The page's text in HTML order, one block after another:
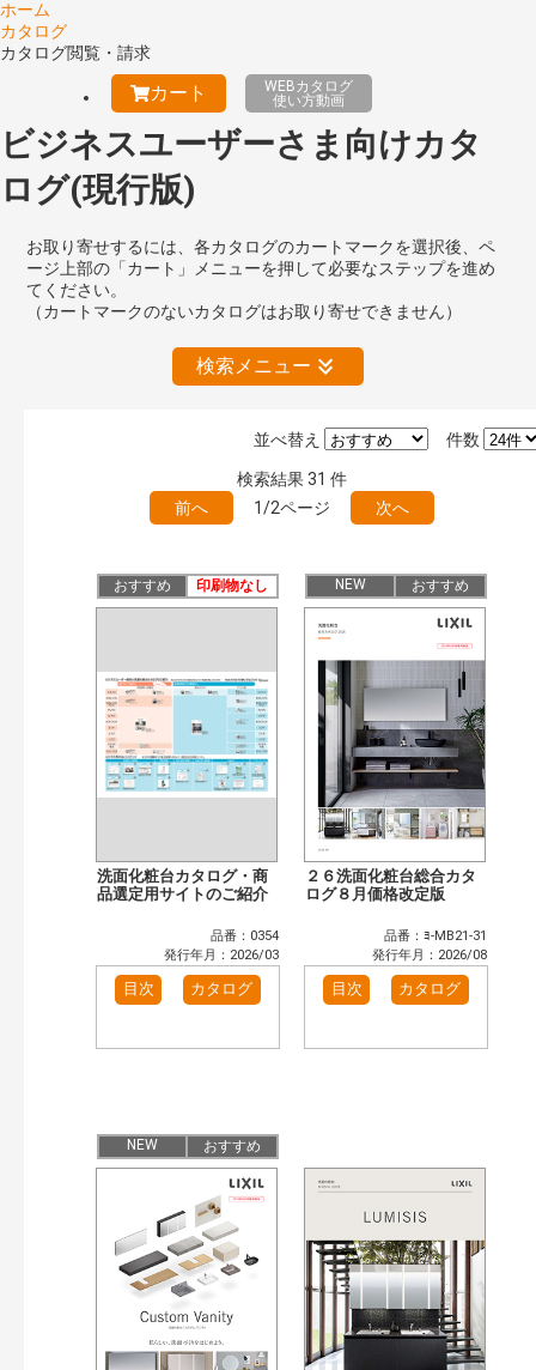
ホーム
カタログ
カタログ閲覧・請求
カート
WEBカタログ
使い方動画
ビジネスユーザーさま向けカタ
ログ(現行版)
お取り寄せするには、各カタログのカートマークを選択後、ペ
ージ上部の「カート」メニューを押して必要なステップを進め
てください。
（カートマークのないカタログはお取り寄せできません）
検索メニュー
絞り込みの解除
旧版（WEBカタログ）
キーワード検索（あいまい）
検 索
おすすめハッシュタグ
まずはここから（6）
施工イメージ・アイデア集（4）
リフォームおすすめ（6）
省エネ住宅関連（1）
補助金・優遇制度を知る（1）
カタログ一覧＆使い方（1）
窓・シャッター（102）
玄関ドア・引戸（39）
インテリア建材（48）
エクステリア（115）
浴室（47）
洗面化粧室（31）
トイレ（61）
発行年で検索
開始年:
件数
並べ替え
検索結果31 件
前へ
1/2ページ 次へ
おすすめ 印刷物なし
洗面化粧台カタログ・商
品選定用サイトのご紹介
品番：0354
発行年月：2026/03
目次 カタログ
NEW おすすめ
２６洗面化粧台総合カタ
ログ８月価格改定版
品番：ﾖ-MB21-31
発行年月：2026/08
目次 カタログ
NEW おすすめ